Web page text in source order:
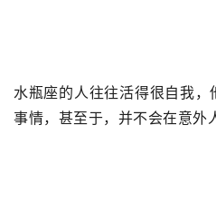
水瓶座的人往往活得很自我
事情，甚至于，并不会在意外